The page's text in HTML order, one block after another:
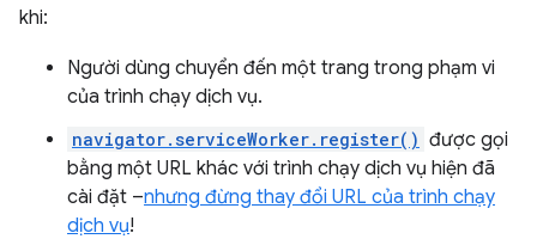
khi:
Người dùng chuyển đến một trang trong phạm vi
của trình chạy dịch vụ.
navigator.serviceWorker.register() được gọi
bằng một URL khác với trình chạy dịch vụ hiện đã
cài đặt –nhưng đừng thay đổi URL của trình chạy
dịch vụ!